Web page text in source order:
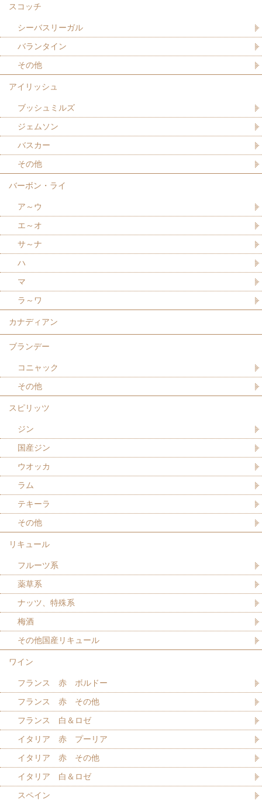
スコッチ
シーバスリーガル
バランタイン
その他
アイリッシュ
ブッシュミルズ
ジェムソン
バスカー
その他
バーボン・ライ
ア～ウ
エ～オ
サ～ナ
ハ
マ
ラ～ワ
カナディアン
ブランデー
コニャック
その他
スピリッツ
ジン
国産ジン
ウオッカ
ラム
テキーラ
その他
リキュール
フルーツ系
薬草系
ナッツ、特殊系
梅酒
その他国産リキュール
ワイン
フランス 赤 ボルドー
フランス 赤 その他
フランス 白＆ロゼ
イタリア 赤 プーリア
イタリア 赤 その他
イタリア 白＆ロゼ
スペイン